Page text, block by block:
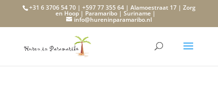
+31 6 3706 54 70 | +597 77 355 64 | Alamoestraat 17 | Zorg
en Hoop | Paramaribo | Suriname |
info@hureninparamaribo.nl